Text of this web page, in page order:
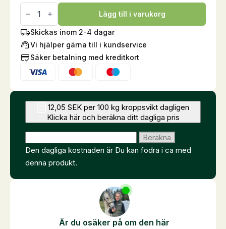
GlandoGard,
3,75
kg
mängd
Lägg till i varukorg
Skickas inom 2-4 dagar
Vi hjälper gärna till i kundservice
Säker betalning med kreditkort
12,05 SEK per 100 kg kroppsvikt dagligen
Klicka här och beräkna ditt dagliga pris
Beräkna
Den dagliga kostnaden är Du kan fodra i ca med
denna produkt.
Är du osäker på om den här